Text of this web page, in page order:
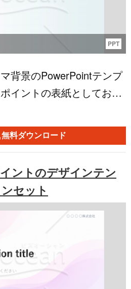
PPT
背景のPowerPointテンプ
イントの表紙としてお使
ンプレートです。日常の
えることを目的としたデ
やワークショップ、研修
ようなスタイルで情報を
です。シンプルでありな
持つこのテンプレート
なコミュニケーションに
無料ダウンロード
ントのデザインテン
セット